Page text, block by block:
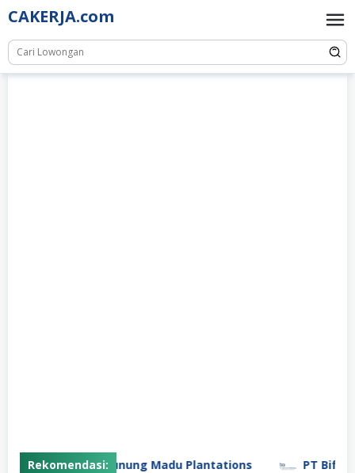
Skip
to
content
CAKERJA.com
Rekomendasi:
PT Gunung Madu Plantations PT Bifarma